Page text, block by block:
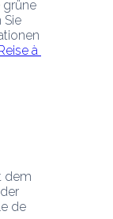
grüne
Sie
à
dem
de